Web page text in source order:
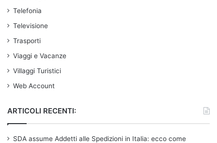
Telefonia
Televisione
Trasporti
Viaggi e Vacanze
Villaggi Turistici
Web Account
ARTICOLI RECENTI:
SDA assume Addetti alle Spedizioni in Italia: ecco come